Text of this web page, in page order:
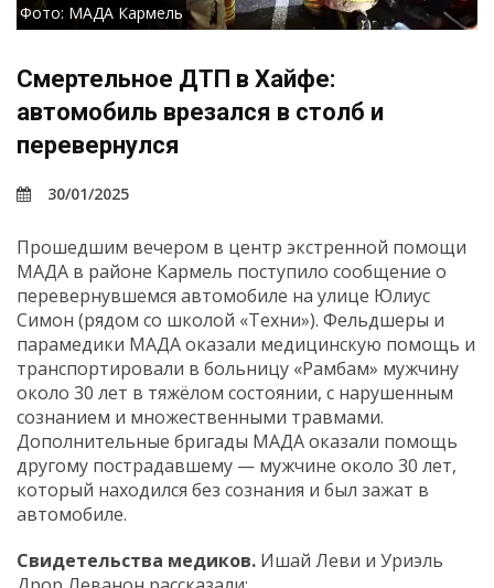
Фото: МАДА Кармель
Смертельное ДТП в Хайфе:
автомобиль врезался в столб и
перевернулся
30/01/2025
Прошедшим вечером в центр экстренной помощи
МАДА в районе Кармель поступило сообщение о
перевернувшемся автомобиле на улице Юлиус
Симон (рядом со школой «Техни»). Фельдшеры и
парамедики МАДА оказали медицинскую помощь и
транспортировали в больницу «Рамбам» мужчину
около 30 лет в тяжёлом состоянии, с нарушенным
сознанием и множественными травмами.
Дополнительные бригады МАДА оказали помощь
другому пострадавшему — мужчине около 30 лет,
который находился без сознания и был зажат в
автомобиле.
Свидетельства медиков. Ишай Леви и Уриэль